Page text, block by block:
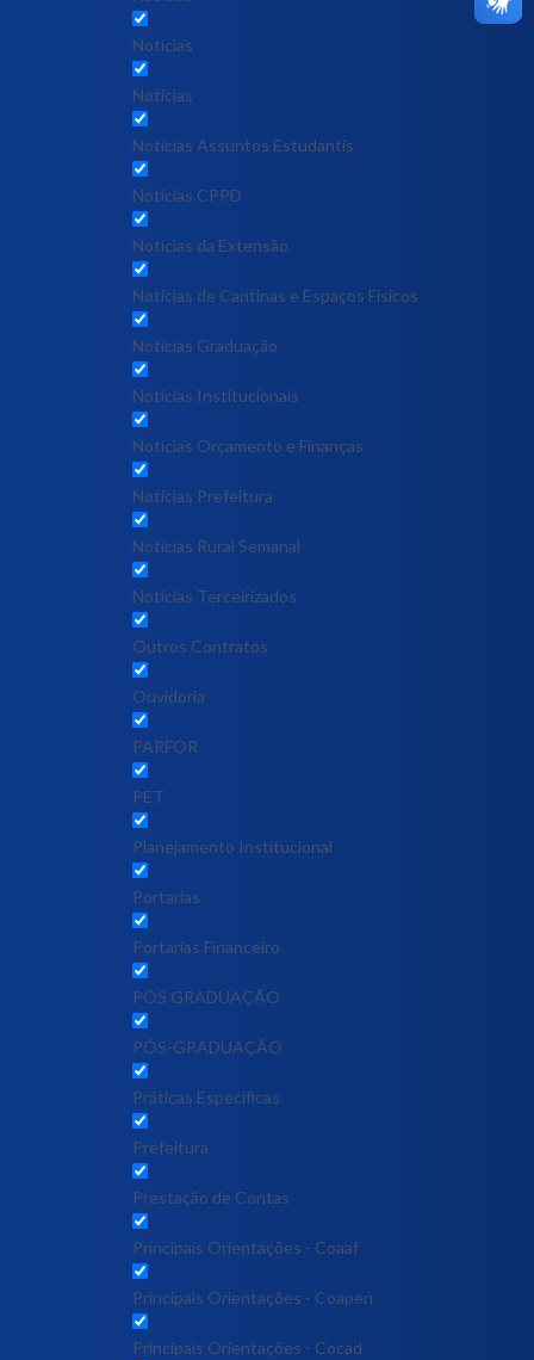
Notícias
Notícias
Notícias Assuntos Estudantis
Notícias CPPD
Notícias da Extensão
Notícias de Cantinas e Espaços Físicos
Notícias Graduação
Notícias Institucionais
Notícias Orçamento e Finanças
Notícias Prefeitura
Notícias Rural Semanal
Notícias Terceirizados
Outros Contratos
Ouvidoria
PARFOR
PET
Planejamento Institucional
Portarias
Portarias Financeiro
PÓS GRADUAÇÃO
PÓS-GRADUAÇÃO
Práticas Específicas
Prefeitura
Prestação de Contas
Principais Orientações - Coaaf
Principais Orientações - Coapen
Principais Orientações - Cocad